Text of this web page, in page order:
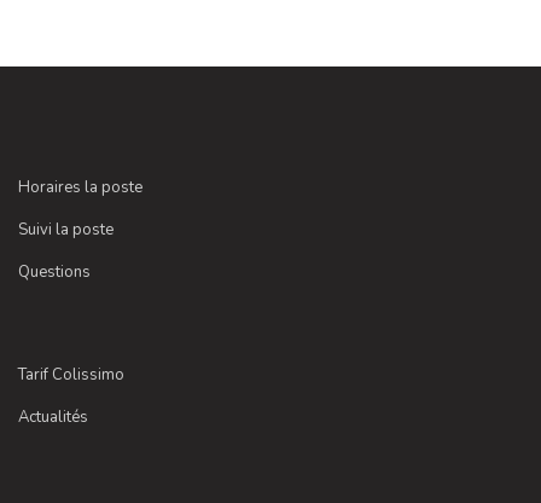
Horaires la poste
Suivi la poste
Questions
Tarif Colissimo
Actualités